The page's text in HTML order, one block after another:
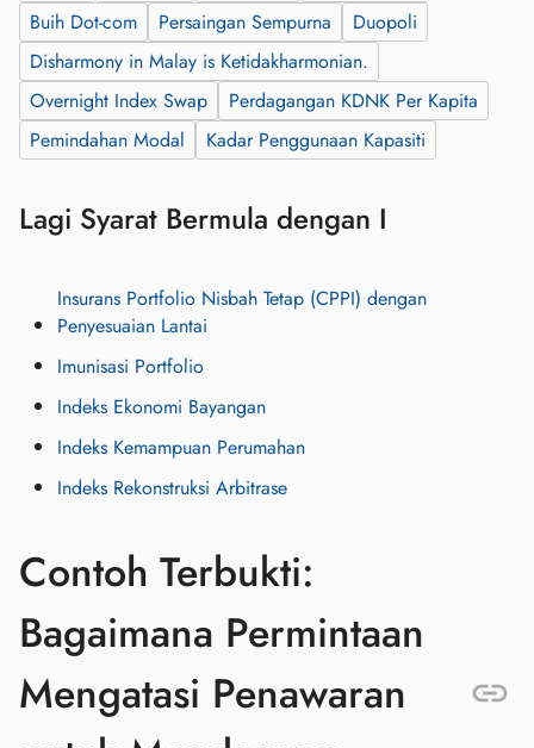
Buih Dot-com
Persaingan Sempurna
Duopoli
Disharmony in Malay is Ketidakharmonian.
Overnight Index Swap
Perdagangan KDNK Per Kapita
Pemindahan Modal
Kadar Penggunaan Kapasiti
Lagi Syarat Bermula dengan I
Insurans Portfolio Nisbah Tetap (CPPI) dengan
Penyesuaian Lantai
Imunisasi Portfolio
Indeks Ekonomi Bayangan
Indeks Kemampuan Perumahan
Indeks Rekonstruksi Arbitrase
Contoh Terbukti:
Bagaimana Permintaan
Mengatasi Penawaran